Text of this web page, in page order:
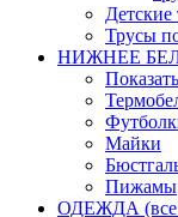
Детские
Трусы
НИЖНЕЕ
Майки
Пижамы
ОДЕЖДА (все